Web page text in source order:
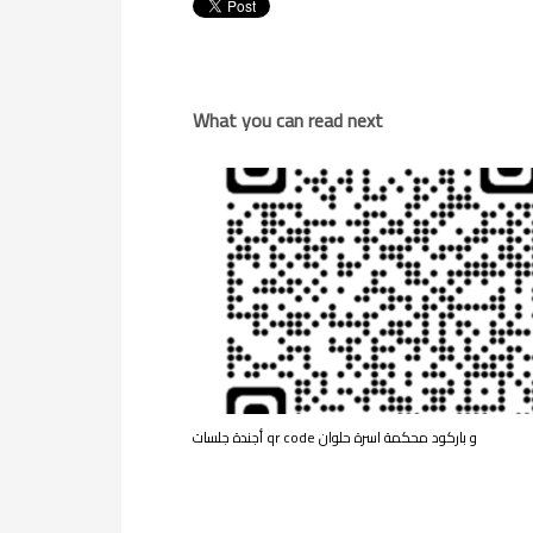
What you can read next
أجندة جلسات qr code و باركود محكمة اسرة حلوان